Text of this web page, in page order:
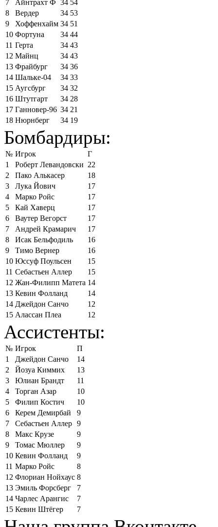
7
Айнтрахт Ф 34 54
8
Вердер 34 53
9
Хоффенхайм 34 51
10 Фортуна 34 44
11 Герта 34 43
12 Майнц 34 43
13 Фрайбург 34 36
14 Шальке-04 34 33
15 Аугсбург 34 32
16 Штутгарт 34 28
17 Ганновер-96 34 21
18 Нюрнберг 34 19
Бомбардиры:
№ Игрок
Г
1
Роберт Левандовски 22
2
Пако Алькасер
18
3
Лука Йович
17
4
Марко Ройс
17
5
Кай Хаверц
17
6
Ваутер Вегорст
17
7
Андрей Крамарич
17
8
Исак Бельфодиль
16
9
Тимо Вернер
16
10 Юссуф Поульсен
15
11 Себастьен Аллер
15
12 Жан-Филипп Матета 14
13 Кевин Фолланд
14
14 Джейдон Санчо
12
15 Алассан Плеа 12
Ассистенты:
№ Игрок
П
1
Джейдон Санчо
14
2
Йозуа Киммих
13
3
Юлиан Брандт
11
4
Торган Азар
10
5
Филип Костич
10
6
Керем Демирбай
9
7
Себастьен Аллер 9
8
Макс Крузе
9
9
Томас Мюллер
9
10 Кевин Фолланд
9
11 Марко Ройс
8
12 Флориан Нойхаус 8
13 Эмиль Форсберг
7
14 Чарлес Арангис
7
15 Кевин Штёгер 7